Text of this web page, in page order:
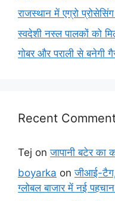
राजस्थान में एग्रो
स्वदेशी नस्ल पालकों को
गोबर और पराली से बनेगी
Recent
Tej onजापानी बटेर का
boyarka onजीआई-टैग,
ग्लोबल बाजार में नई